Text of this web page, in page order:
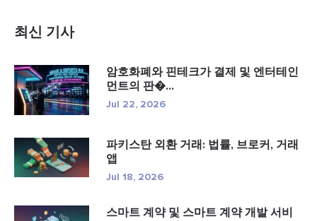
최신 기사
암호화폐와 핀테크가 결제 및 엔터테인
먼트의 판�...
Jul 22, 2026
파키스탄 외환 거래: 법률, 브로커, 거래
앱
Jul 18, 2026
스마트 계약 및 스마트 계약 개발 서비